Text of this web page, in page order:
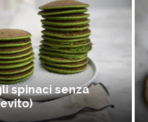
spinaci senza